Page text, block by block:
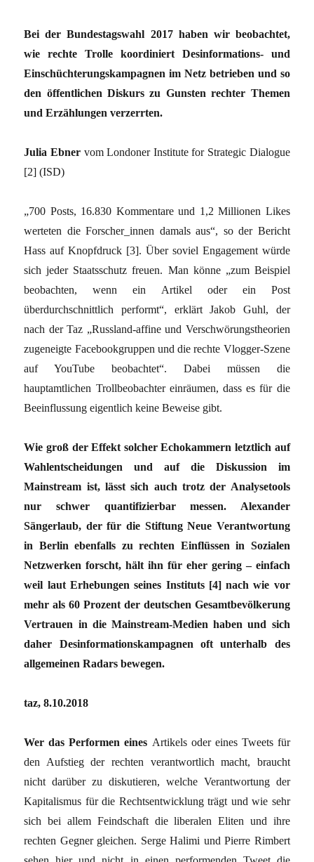
Bei der Bundestagswahl 2017 haben wir beobachtet,
wie rechte Trolle koordiniert Desinformations- und
Einschüchterungskampagnen im Netz betrieben und so
den öffentlichen Diskurs zu Gunsten rechter Themen
und Erzählungen verzerrten.
Julia Ebner vom Londoner Institute for Strategic Dialogue
[2] (ISD)
„700 Posts, 16.830 Kommentare und 1,2 Millionen Likes
werteten die Forscher_innen damals aus“, so der Bericht
Hass auf Knopfdruck [3]. Über soviel Engagement würde
sich jeder Staatsschutz freuen. Man könne „zum Beispiel
beobachten, wenn ein Artikel oder ein Post
überdurchschnittlich performt“, erklärt Jakob Guhl, der
nach der Taz „Russland-affine und Verschwörungstheorien
zugeneigte Facebookgruppen und die rechte Vlogger-Szene
auf YouTube beobachtet“. Dabei müssen die
hauptamtlichen Trollbeobachter einräumen, dass es für die
Beeinflussung eigentlich keine Beweise gibt.
Wie groß der Effekt solcher Echokammern letztlich auf
Wahlentscheidungen und auf die Diskussion im
Mainstream ist, lässt sich auch trotz der Analysetools
nur schwer quantifizierbar messen. Alexander
Sängerlaub, der für die Stiftung Neue Verantwortung
in Berlin ebenfalls zu rechten Einflüssen in Sozialen
Netzwerken forscht, hält ihn für eher gering – einfach
weil laut Erhebungen seines Instituts [4] nach wie vor
mehr als 60 Prozent der deutschen Gesamtbevölkerung
Vertrauen in die Mainstream-Medien haben und sich
daher Desinformationskampagnen oft unterhalb des
allgemeinen Radars bewegen.
taz, 8.10.2018
Wer das Performen eines Artikels oder eines Tweets für
den Aufstieg der rechten verantwortlich macht, braucht
nicht darüber zu diskutieren, welche Verantwortung der
Kapitalismus für die Rechtsentwicklung trägt und wie sehr
sich bei allem Feindschaft die liberalen Eliten und ihre
rechten Gegner gleichen. Serge Halimi und Pierre Rimbert